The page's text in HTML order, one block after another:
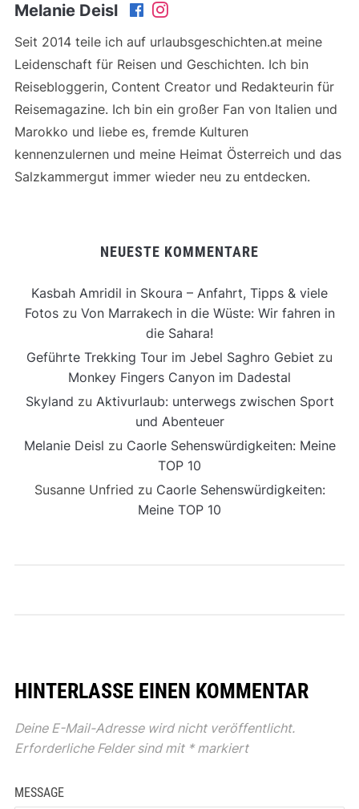
Melanie Deisl
Seit 2014 teile ich auf urlaubsgeschichten.at meine
Leidenschaft für Reisen und Geschichten. Ich bin
Reisebloggerin, Content Creator und Redakteurin für
Reisemagazine. Ich bin ein großer Fan von Italien und
Marokko und liebe es, fremde Kulturen
kennenzulernen und meine Heimat Österreich und das
Salzkammergut immer wieder neu zu entdecken.
NEUESTE KOMMENTARE
Kasbah Amridil in Skoura – Anfahrt, Tipps & viele
Fotoszu Von Marrakech in die Wüste: Wir fahren in
die Sahara!
Geführte Trekking Tour im Jebel Saghro Gebiet zu
Monkey Fingers Canyon im Dadestal
Skyland zu Aktivurlaub: unterwegs zwischen Sport
und Abenteuer
Melanie Deisl zu Caorle Sehenswürdigkeiten: Meine
TOP 10
Susanne Unfried zu Caorle Sehenswürdigkeiten:
Meine TOP 10
HINTERLASSE EINEN KOMMENTAR
Deine E-Mail-Adresse wird nicht veröffentlicht.
Erforderliche Felder sind mit *markiert
MESSAGE